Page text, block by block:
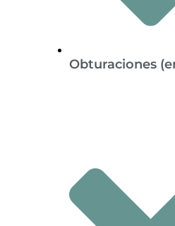
Obturaciones